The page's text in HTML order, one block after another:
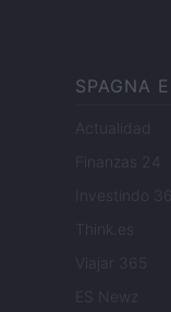
SPAGNA
Actualidad
Finanzas 24
Investindo
Think.es
Viajar 365
ES Newz